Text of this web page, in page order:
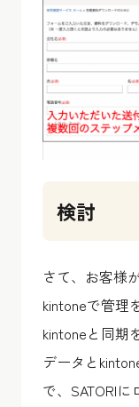
検討
さて、お客様
kintoneで管理
kintoneと同期
データと
で、SATORI